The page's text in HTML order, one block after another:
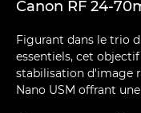
Canon RF 24-
Figurant dans le trio
essentiels, cet
stabilisation d'image
Nano USM offrant